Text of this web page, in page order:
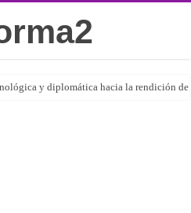
y diplomática hacia la rendición de